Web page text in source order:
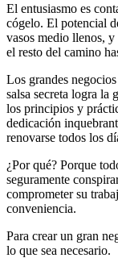
El entusiasmo es
cógelo. El potencial
vasos medio llenos,
el resto del camino
Los grandes
salsa secreta logra la
los principios y
dedicación
renovarse todos los
¿Por qué? Porque
seguramente
comprometer su
conveniencia.
Para crear un gran
lo que sea necesario.